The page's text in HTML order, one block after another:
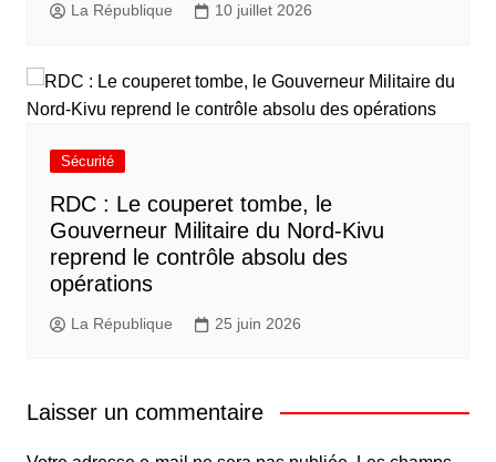
La République 10 juillet 2026
Sécurité
RDC : Le couperet tombe, le
Gouverneur Militaire du Nord-Kivu
reprend le contrôle absolu des
opérations
La République 25 juin 2026
Laisser un commentaire